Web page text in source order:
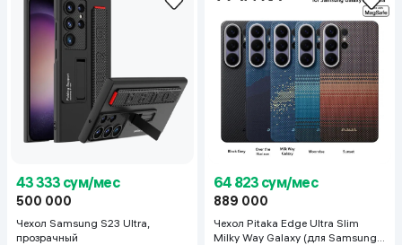
43 333 сум/мес
500 000
Чехол Samsung S23 Ultra,
прозрачный
64 823 сум/мес
889 000
Чехол Pitaka Edge Ultra Slim
Milky Way Galaxy (для Samsung